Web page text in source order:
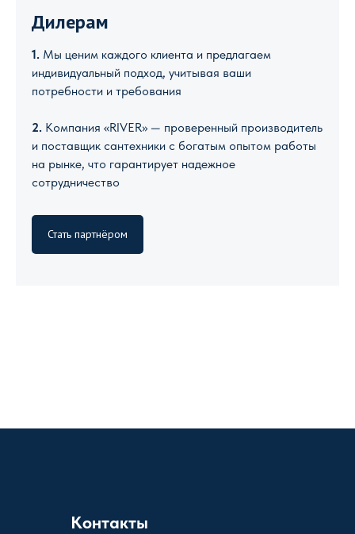
Дилерам
1. Мы ценим каждого клиента и предлагаем
индивидуальный подход, учитывая ваши
потребности и требования
2. Компания «RIVER» — проверенный производитель
и поставщик сантехники с богатым опытом работы
на рынке, что гарантирует надежное
сотрудничество
Стать партнёром
Контакты